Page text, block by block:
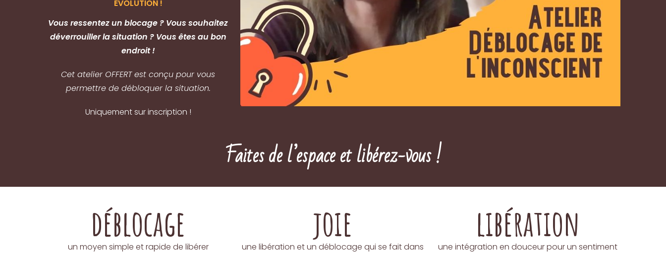
ÉVOLUTION !
Vous ressentez un blocage ? Vous souhaitez
déverrouiller la situation ? Vous êtes au bon
endroit !
Cet atelier OFFERT est conçu pour vous
permettre de débloquer la situation.
Uniquement sur inscription !
Faites de l’espace et libérez-vous !
déblocage
un moyen simple et rapide de libérer
joie
une libération et un déblocage qui se fait dans
libération
une intégration en douceur pour un sentiment